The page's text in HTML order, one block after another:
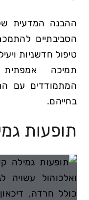
ההבנה המדעית של
הסביבתיים
טיפול חדשניות
תמיכה
המתמודדים עם
בחייהם.
תופעות